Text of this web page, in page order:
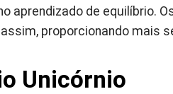
aprendizado de equilíbrio.
proporcionando mais
Unicórnio